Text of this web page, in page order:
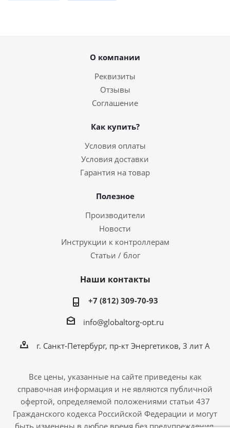
О компании
Реквизиты
Отзывы
Соглашение
Как купить?
Условия оплаты
Условия доставки
Гарантия на товар
Полезное
Производители
Новости
Инструкции к контроллерам
Статьи / блог
Наши контакты
+7 (812) 309-70-93
info@globaltorg-opt.ru
г. Санкт-Петербург, пр-кт Энергетиков, 3 лит А
Все цены, указанные на сайте приведены как
справочная информация и не являются публичной
офертой, определяемой положениями статьи 437
Гражданского кодекса Российской Федерации и могут
быть изменены в любое время без предупреждения.